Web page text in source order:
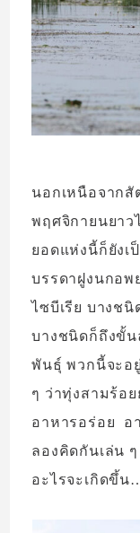
นอกเหนือจากสั
พฤศจิกายนยาว
ยอดแห่งนี้ก็ยัง
บรรดาฝูงนกอพ
ไซบีเรีย บางช
บางชนิดก็ถึงขั้น
พันธุ์ พวกนี้จะอ
ๆ ว่าทุ่งสามร้อ
อาหารอร่อย อ
ลองคิดกันเล่น
อะไรจะเกิดขึ้น